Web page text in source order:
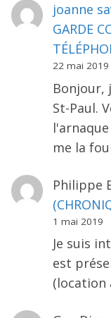
joanne
GARDE
22 mai 2019
Bonjour,
St-Paul.
me la
Philippe
1 mai 2019
Je suis
est
(location